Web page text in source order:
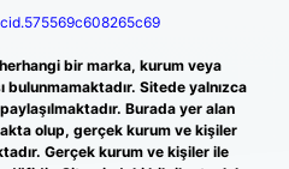
bir marka, kurum veya
bulunmamaktadır. Sitede yalnızca
Burada yer alan
olup, gerçek kurum ve kişiler
Gerçek kurum ve kişiler ile